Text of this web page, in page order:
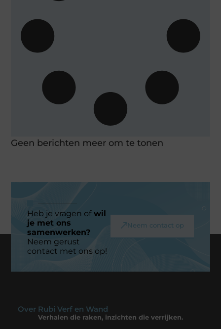
Geen berichten meer om te tonen
Heb je vragen ofwil
je met ons
samenwerken?
Neem gerust
contact met ons op!
Neem contact op
Over Rubi Verf en Wand
Verhalen die raken, inzichten die verrijken.